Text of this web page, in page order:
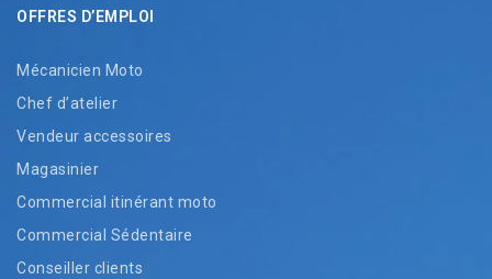
OFFRES D’EMPLOI
Mécanicien Moto
Chef d’atelier
Vendeur accessoires
Magasinier
Commercial itinérant moto
Commercial Sédentaire
Conseiller clients